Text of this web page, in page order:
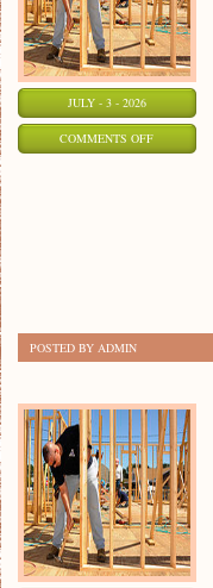
JULY - 3 - 2026
COMMENTS OFFON
POSTED BY ADMIN